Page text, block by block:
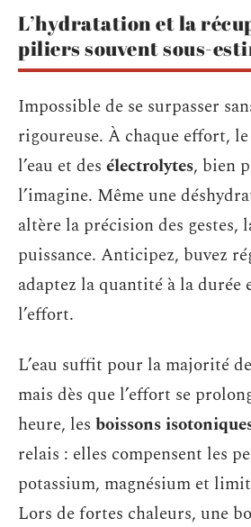
L’hydratation et la
piliers souvent sous-
Impossible de se surpasser
rigoureuse. À chaque effort,
l’eau et des électrolytes, bien
l’imagine. Même une
altère la précision des gestes,
puissance. Anticipez, buvez
adaptez la quantité à la durée
l’effort.
L’eau suffit pour la majorité
mais dès que l’effort se
heure, les boissons
relais : elles compensent les
potassium, magnésium et
Lors de fortes chaleurs, une